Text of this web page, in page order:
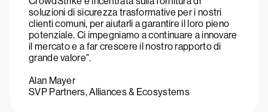
soluzioni di sicurezza trasformative per i nostri
clienti comuni, per aiutarli a garantire il loro pieno
potenziale. Ci impegniamo a continuare a innovare
il mercato e a far crescere il nostro rapporto di
grande valore".
Alan Mayer
SVP Partners, Alliances & Ecosystems